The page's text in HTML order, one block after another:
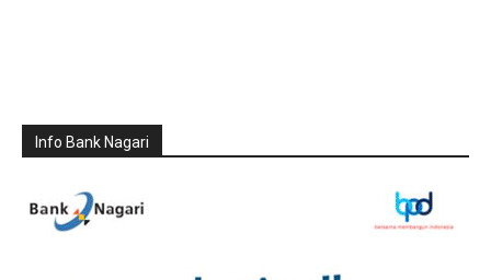
Info Bank Nagari